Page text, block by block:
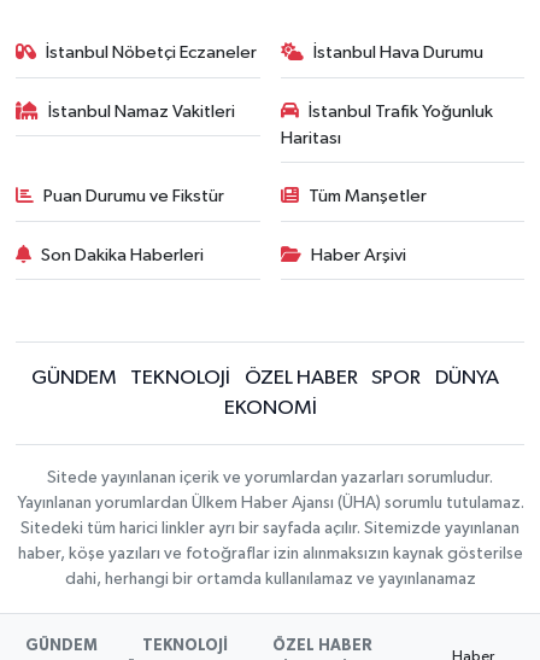
İstanbul Nöbetçi Eczaneler İstanbul Hava Durumu
İstanbul Namaz Vakitleri
İstanbul Trafik Yoğunluk
Haritası
Puan Durumu ve Fikstür Tüm Manşetler
Son Dakika Haberleri Haber Arşivi
GÜNDEM TEKNOLOJİ ÖZEL HABER SPOR
DÜNYA
EKONOMİ
Sitede yayınlanan içerik ve yorumlardan yazarları sorumludur.
Yayınlanan yorumlardan Ülkem Haber Ajansı (ÜHA) sorumlu tutulamaz.
Sitedeki tüm harici linkler ayrı bir sayfada açılır. Sitemizde yayınlanan
haber, köşe yazıları ve fotoğraflar izin alınmaksızın kaynak gösterilse
dahi, herhangi bir ortamda kullanılamaz ve yayınlanamaz
GÜNDEM TEKNOLOJİ ÖZEL HABER
Haber